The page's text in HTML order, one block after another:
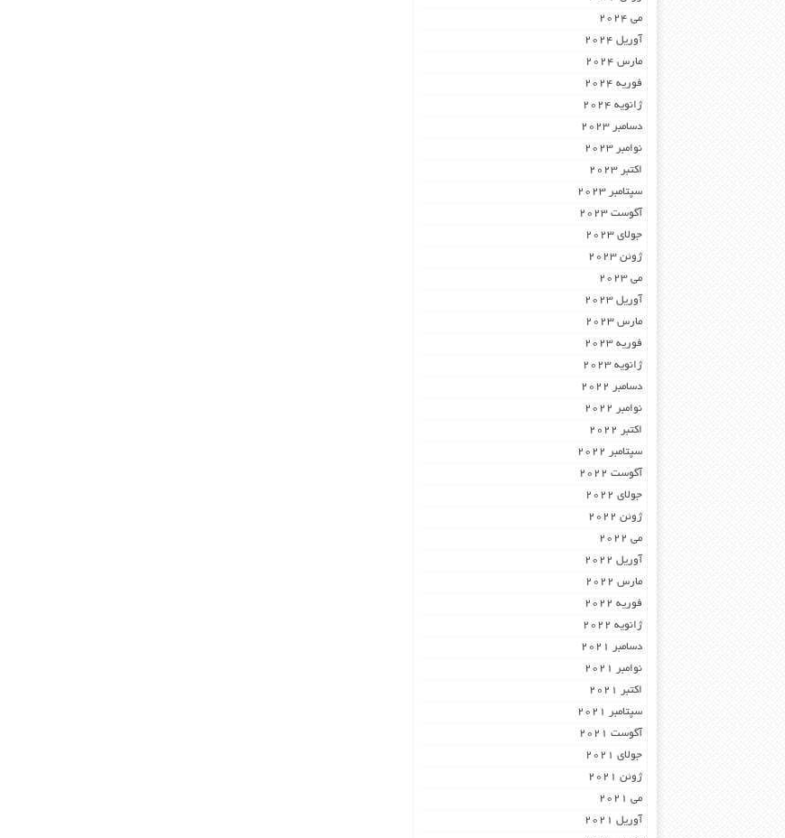
می 2024
آوریل 2024
مارس 2024
فوریه 2024
ژانویه 2024
دسامبر 2023
نوامبر 2023
اکتبر 2023
سپتامبر 2023
آگوست 2023
جولای 2023
ژوئن 2023
می 2023
آوریل 2023
مارس 2023
فوریه 2023
ژانویه 2023
دسامبر 2022
نوامبر 2022
اکتبر 2022
سپتامبر 2022
آگوست 2022
جولای 2022
ژوئن 2022
می 2022
آوریل 2022
مارس 2022
فوریه 2022
ژانویه 2022
دسامبر 2021
نوامبر 2021
اکتبر 2021
سپتامبر 2021
آگوست 2021
جولای 2021
ژوئن 2021
می 2021
آوریل 2021